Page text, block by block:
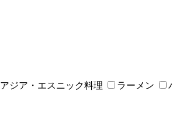
アジア・エスニック料理 ラーメン